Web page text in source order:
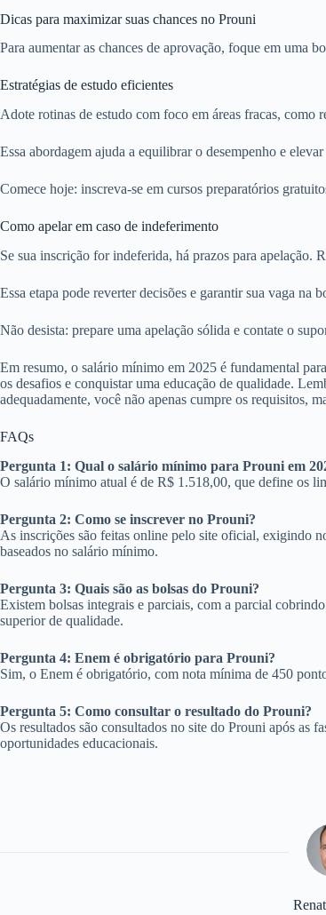
Dicas para maximizar suas chances no Prouni
Para aumentar as chances de aprovação, foque em uma
Estratégias de estudo eficientes
Adote rotinas de estudo com foco em áreas fracas, como
Essa abordagem ajuda a equilibrar o desempenho e
Comece hoje: inscreva-se em cursos preparatórios
Como apelar em caso de indeferimento
Se sua inscrição for indeferida, há prazos para apelação.
Essa etapa pode reverter decisões e garantir sua vaga na
Não desista: prepare uma apelação sólida e contate o
Em resumo, o salário mínimo em 2025 é fundamental
os desafios e conquistar uma educação de qualidade.
adequadamente, você não apenas cumpre os requisitos,
FAQs
Pergunta 1: Qual o salário mínimo para Prouni em
O salário mínimo atual é de R$ 1.518,00, que define os
Pergunta 2: Como se inscrever no Prouni?
As inscrições são feitas online pelo site oficial, exigindo
baseados no salário mínimo.
Pergunta 3: Quais são as bolsas do Prouni?
Existem bolsas integrais e parciais, com a parcial
superior de qualidade.
Pergunta 4: Enem é obrigatório para Prouni?
Sim, o Enem é obrigatório, com nota mínima de 450
Pergunta 5: Como consultar o resultado do Prouni?
Os resultados são consultados no site do Prouni após as
oportunidades educacionais.